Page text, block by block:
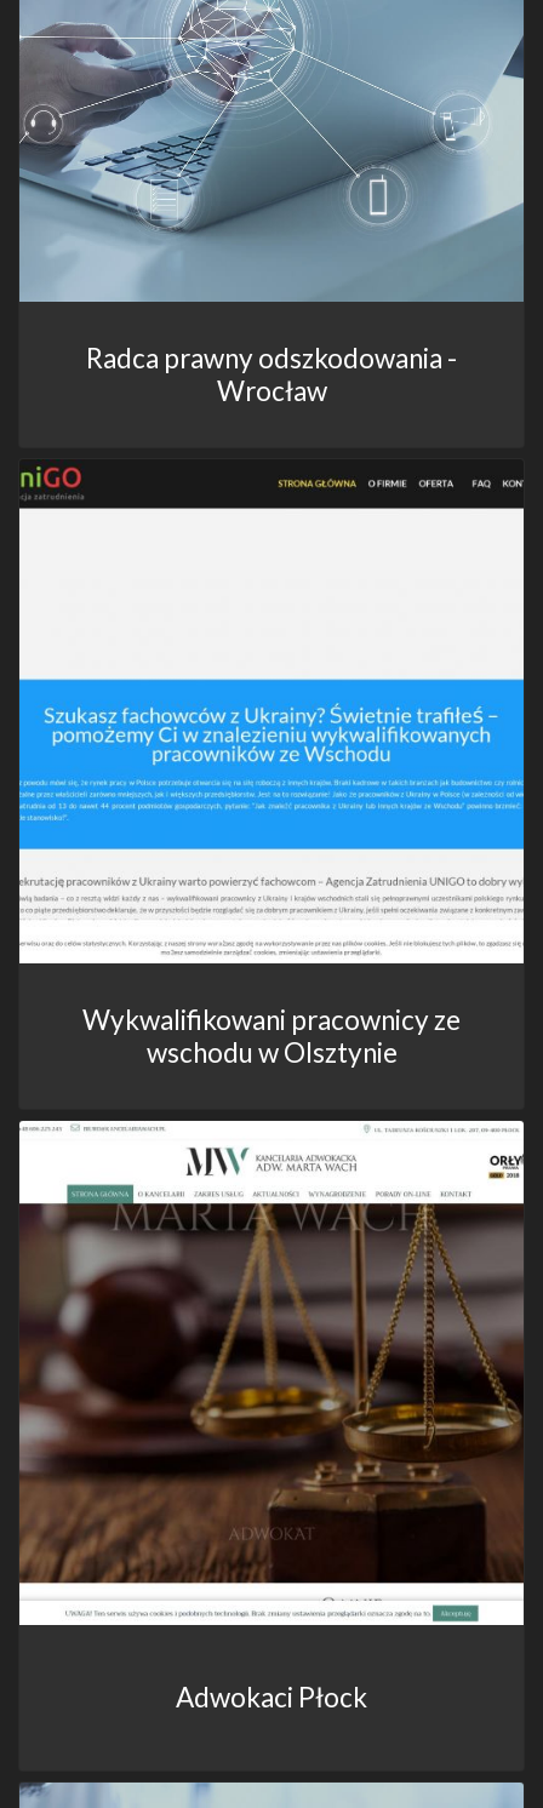
Radca prawny odszkodowania -
Wrocław
Wykwalifikowani pracownicy ze
wschodu w Olsztynie
Adwokaci Płock